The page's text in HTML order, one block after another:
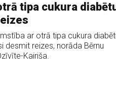
tipa cukura
ar otrā tipa cukura
desmit reizes, norāda Bērnu
Kairiša.